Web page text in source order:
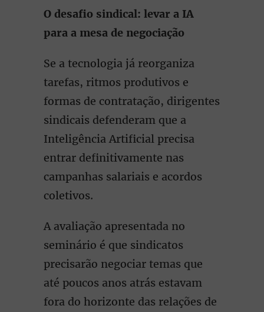
O desafio sindical: levar a IA
para a mesa de negociação
Se a tecnologia já reorganiza
tarefas, ritmos produtivos e
formas de contratação, dirigentes
sindicais defenderam que a
Inteligência Artificial precisa
entrar definitivamente nas
campanhas salariais e acordos
coletivos.
A avaliação apresentada no
seminário é que sindicatos
precisarão negociar temas que
até poucos anos atrás estavam
fora do horizonte das relações de